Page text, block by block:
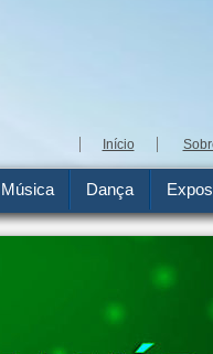
Início
Música Dança